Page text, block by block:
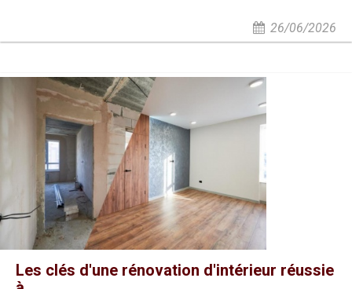
26/06/2026
Les clés d'une rénovation d'intérieur réussie